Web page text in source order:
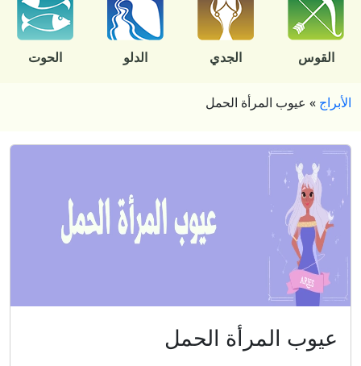
القوس الجدي الدلو الحوت
الأبراج » عيوب المرأة الحمل
عيوب المرأة الحمل